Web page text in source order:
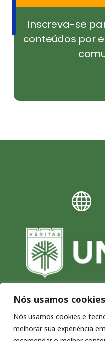
Nós usamos cookies
Nós usamos cookies e
melhorar sua experiência
Inscreva-se
conteúdos por
Blog da